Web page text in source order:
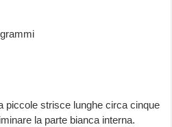
piccole strisce lunghe circa cinque
la parte bianca interna.